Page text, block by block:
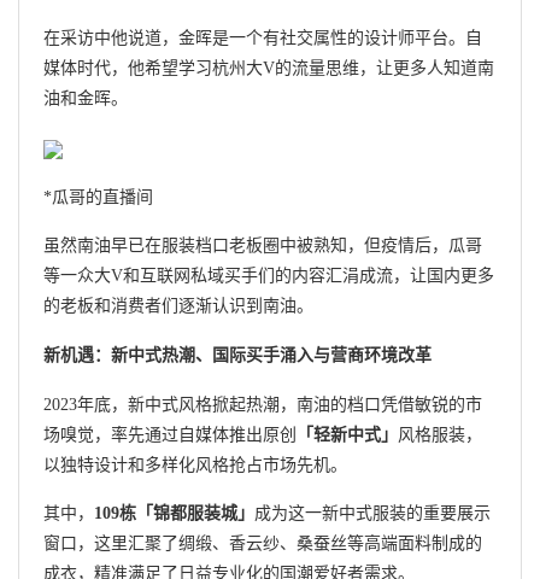
在采访中他说道，金晖是一个有社交属性的设计师平台。自
媒体时代，他希望学习杭州大V的流量思维，让更多人知道南
油和金晖。
*瓜哥的直播间
虽然南油早已在服装档口老板圈中被熟知，但疫情后，瓜哥
等一众大V和互联网私域买手们的内容汇涓成流，让国内更多
的老板和消费者们逐渐认识到南油。
新机遇：新中式热潮、国际买手涌入与营商环境改革
2023年底，新中式风格掀起热潮，南油的档口凭借敏锐的市
场嗅觉，率先通过自媒体推出原创
「轻新中式」 风格服装，
以独特设计和多样化风格抢占市场先机。
其中， 109栋「锦都服装城」 成为这一新中式服装的重要展示
窗口，这里汇聚了绸缎、香云纱、桑蚕丝等高端面料制成的
成衣，精准满足了日益专业化的国潮爱好者需求。